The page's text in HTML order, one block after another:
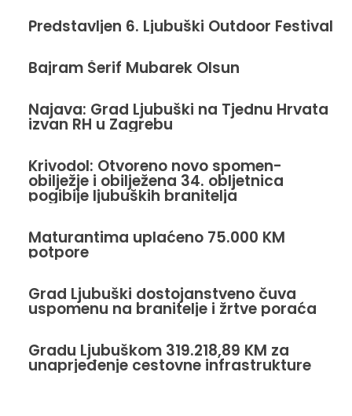
Predstavljen 6. Ljubuški Outdoor Festival
Bajram Šerif Mubarek Olsun
Najava: Grad Ljubuški na Tjednu Hrvata
izvan RH u Zagrebu
Krivodol: Otvoreno novo spomen-
obilježje i obilježena 34. obljetnica
pogibije ljubuških branitelja
Maturantima uplaćeno 75.000 KM
potpore
Grad Ljubuški dostojanstveno čuva
uspomenu na branitelje i žrtve poraća
Gradu Ljubuškom 319.218,89 KM za
unaprjeđenje cestovne infrastrukture